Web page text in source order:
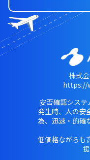
株式
https://
安否確認システ
発生時、人の安
為、迅速・的確
低価格ながらも